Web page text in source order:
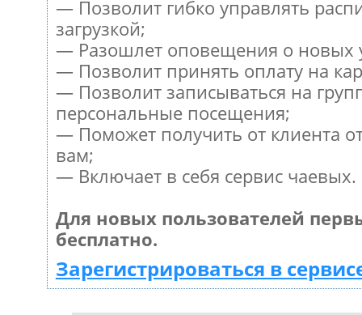
— Позволит гибко управлять
загрузкой;
— Разошлет оповещения о новых
— Позволит принять оплату на
— Позволит записываться на
персональные посещения;
— Поможет получить от клиента
вам;
— Включает в себя сервис чаевых.
Для новых пользователей
бесплатно.
Зарегистрироваться в